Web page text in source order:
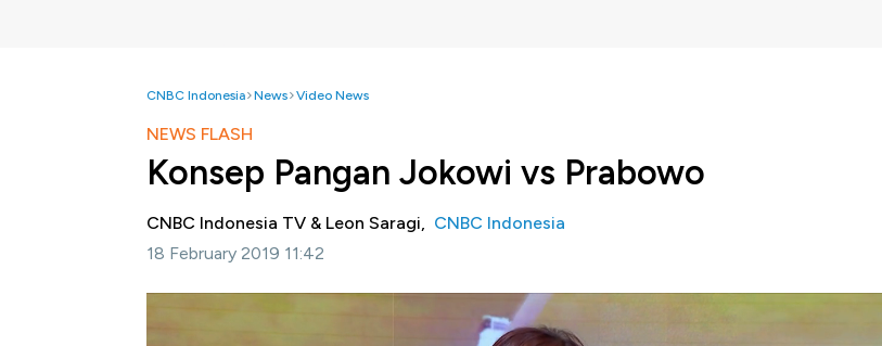
CNBC Indonesia News Video News
NEWS FLASH
Konsep Pangan Jokowi vs Prabowo
CNBC Indonesia TV & Leon Saragi, CNBC Indonesia
18 February 2019 11:42
Pada debat kedua, capres nomor urut 02 Prabowo Subianto juga
sempat menyinggung soal janji presiden Jokowi, yang tak akan membuat kebijakan impor pangan.